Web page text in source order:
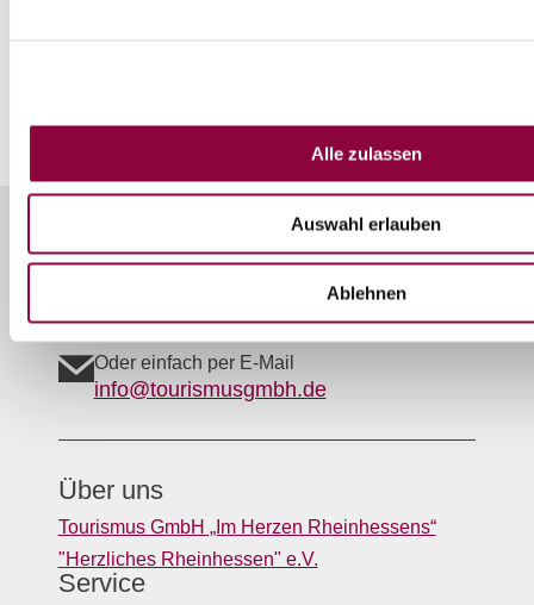
Alle zulassen
Auswahl erlauben
Ablehnen
Unser Servicekontakt:
Sie benötigen weitere Informationen? Wir helfen
Oder einfach per E-Mail
info@tourismusgmbh.de
Über uns
Tourismus GmbH „Im Herzen Rheinhessens“
"Herzliches Rheinhessen" e.V.
Service